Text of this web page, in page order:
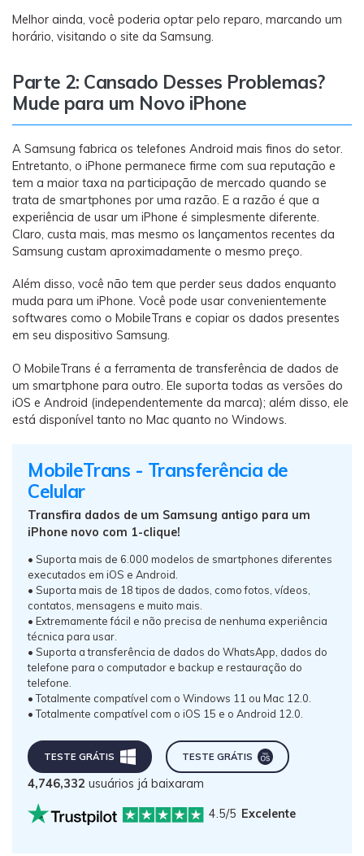
Melhor ainda, você poderia optar pelo reparo, marcando um
horário, visitando o site da Samsung.
Parte 2: Cansado Desses Problemas?
Mude para um Novo iPhone
A Samsung fabrica os telefones Android mais finos do setor.
Entretanto, o iPhone permanece firme com sua reputação e
tem a maior taxa na participação de mercado quando se
trata de smartphones por uma razão. E a razão é que a
experiência de usar um iPhone é simplesmente diferente.
Claro, custa mais, mas mesmo os lançamentos recentes da
Samsung custam aproximadamente o mesmo preço.
Além disso, você não tem que perder seus dados enquanto
muda para um iPhone. Você pode usar convenientemente
softwares como o MobileTrans e copiar os dados presentes
em seu dispositivo Samsung.
O MobileTrans é a ferramenta de transferência de dados de
um smartphone para outro. Ele suporta todas as versões do
iOS e Android (independentemente da marca); além disso, ele
está disponível tanto no Mac quanto no Windows.
MobileTrans - Transferência de
Celular
Transfira dados de um Samsung antigo para um
iPhone novo com 1-clique!
• Suporta mais de 6.000 modelos de smartphones diferentes
executados em iOS e Android.
• Suporta mais de 18 tipos de dados, como fotos, vídeos,
contatos, mensagens e muito mais.
• Extremamente fácil e não precisa de nenhuma experiência
técnica para usar.
• Suporta a transferência de dados do WhatsApp, dados do
telefone para o computador e backup e restauração do
telefone.
• Totalmente compatível com o Windows 11 ou Mac 12.0.
• Totalmente compatível com o iOS 15 e o Android 12.0.
TESTE GRÁTIS TESTE GRÁTIS
4,746,332 usuários já baixaram
4.5/5 Excelente